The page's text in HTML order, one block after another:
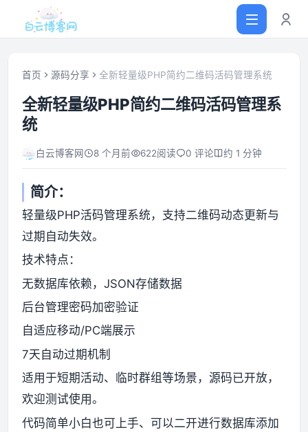
首页
网站源码
软件仓库
主题插件
技术分享
值得一看
首页 源码分享 全新轻量级PHP简约二维码活码管理系统
全新轻量级PHP简约二维码活码管理系
统
白云博客网 8 个月前 622阅读 0 评论 约 1 分钟
简介：
轻量级PHP活码管理系统，支持二维码动态更新与
过期自动失效。
技术特点：
无数据库依赖，JSON存储数据
后台管理密码加密验证
自适应移动/PC端展示
7天自动过期机制
适用于短期活动、临时群组等场景，源码已开放，
欢迎测试使用。
代码简单小白也可上手、可以二开进行数据库添加